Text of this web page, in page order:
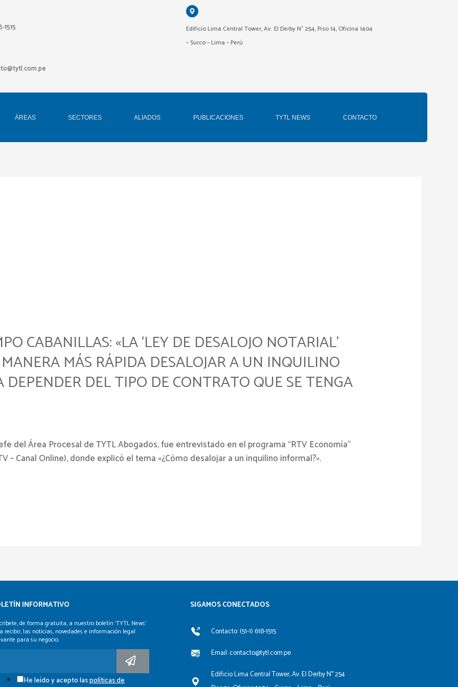
1515
Edificio Lima Central Tower, Av. El Derby N° 254, Piso 14, Oficina 1404
– Surco – Lima – Perú
ÁREAS SECTORES ALIADOS PUBLICACIONES TYTL NEWS CONTACTO
CABANILLAS: «LA ‘LEY DE DESALOJO NOTARIAL’
MÁS RÁPIDA DESALOJAR A UN INQUILINO
DEPENDER DEL TIPO DE CONTRATO QUE SE TENGA
del Área Procesal de TYTL Abogados, fue entrevistado en el programa “RTV Economía”
– Canal Online), donde explicó el tema «¿Cómo desalojar a un inquilino informal?».
INFORMATIVO
de forma gratuita, a nuestro boletín ‘TYTL News’
recibir, las noticias, novedades e información legal
para su negocio.
He leído y acepto laspolíticas de
SIGAMOS CONECTADOS​
Contacto: (51-1) 618-1515
Email: contacto@tytl.com.pe
Edificio Lima Central Tower, Av. El Derby N° 254